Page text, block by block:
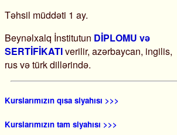
Təhsil müddəti 1 ay.
Beynəlxalq İnstitutun DİPLOMU və
SERTİFİKATIverilir, azərbaycan, ingilis,
rus və türk dillərində.
Kurslarımızın qısa siyahısı >>>
Kurslarımızın tam siyahısı >>>